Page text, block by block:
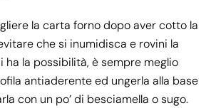
la carta forno dopo aver cotto la
che si inumidisca e rovini la
ha la possibilità, è sempre meglio
antiaderente ed ungerla alla base
con un po’ di besciamella o sugo.